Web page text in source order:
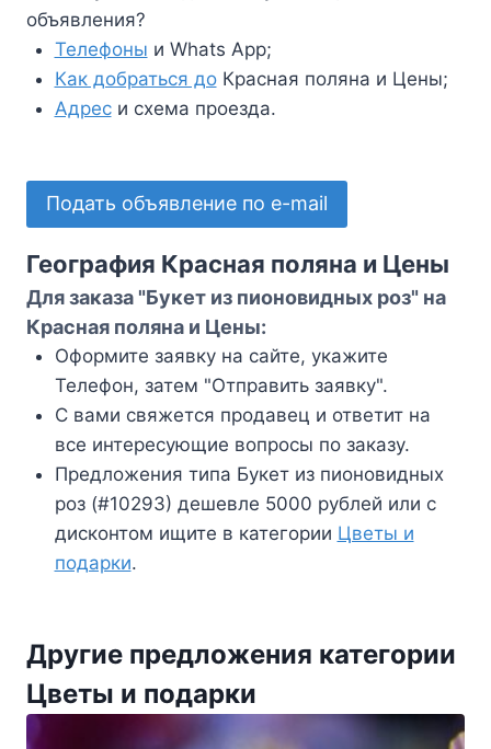
объявления?
Телефоны и Whats App;
Как добраться доКрасная поляна и Цены;
Адреси схема проезда.
Подать объявление по e-mail
География Красная поляна и Цены
Для заказа "Букет из пионовидных роз" на
Красная поляна и Цены:
Оформите заявку на сайте, укажите
Телефон, затем "Отправить заявку".
С вами свяжется продавец и ответит на
все интересующие вопросы по заказу.
Предложения типа Букет из пионовидных
роз (#10293) дешевле 5000 рублей или с
дисконтом ищите в категории Цветы и
подарки.
Другие предложения категории
Цветы и подарки